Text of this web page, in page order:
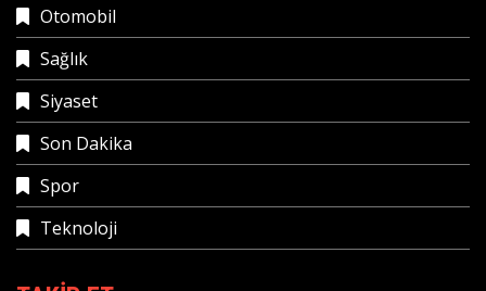
Otomobil
Sağlık
Siyaset
Son Dakika
Spor
Teknoloji